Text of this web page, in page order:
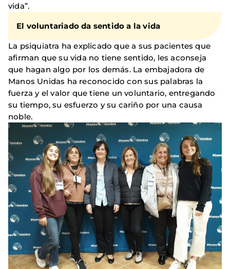
vida”.
El voluntariado da sentido a la vida
La psiquiatra ha explicado que a sus pacientes que
afirman que su vida no tiene sentido, les aconseja
que hagan algo por los demás. La embajadora de
Manos Unidas ha reconocido con sus palabras la
fuerza y el valor que tiene un voluntario, entregando
su tiempo, su esfuerzo y su cariño por una causa
noble.